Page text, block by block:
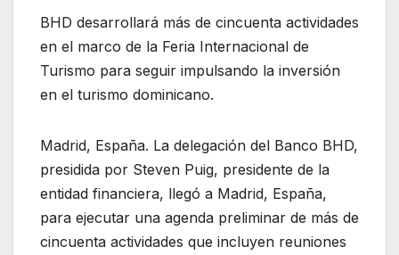
BHD desarrollará más de cincuenta actividades
en el marco de la Feria Internacional de
Turismo para seguir impulsando la inversión
en el turismo dominicano.
Madrid, España. La delegación del Banco BHD,
presidida por Steven Puig, presidente de la
entidad financiera, llegó a Madrid, España,
para ejecutar una agenda preliminar de más de
cincuenta actividades que incluyen reuniones